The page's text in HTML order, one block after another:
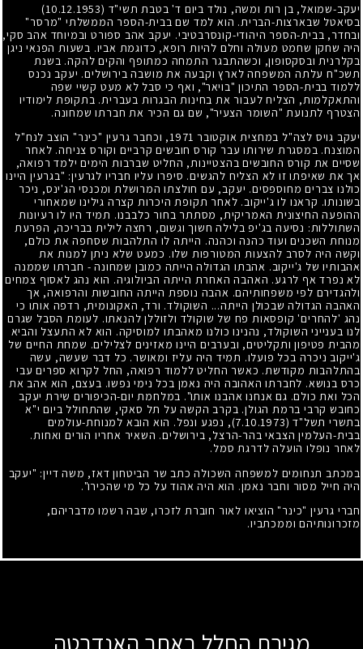
יעקב-שמואל, בן רות ומשה, נולד ביום ד' בטבת תשי"ד (10.12.1953)
בסיאטל שבארצות-הברית. הוא למד שם בבית-הספר הממשלתי "מרסר"
ובחדר, בבית-הספר היהודי-קונסרבטיבי. יעקב אהב ספורט ובמיוחד אהב סקי,
היה שחקן שחמט מעולה וחלם להיות רופא, כדוגמת אביו. בשעות הפנאי ניגן
בקלרנית ובסקסופון, וכשהתבגר התמחה כמתופף והקים להקה. בשנת
תשכ"ח עלתה המשפחה לארץ וקבעה את מושבה בירושלים. יעקב נכנס
ללמוד בבית-הספר התיכון "בויאר", ואף כי סבל לא מעט קשיי שפה
והתאקלמות, הצליח לעבור את בחינות הבגרות בעברית. בתקופת לימודיו
הצטרף לתנועת "השומר הצעיר", שם גם הכיר את חברתו שמחונה.
יעקב גויס לצה"ל במחצית אוקטובר 1971, וכחבר גרעין "כינר" הוצב לנח"ל
המוצנח. במסגרת שירותו עבר קורס חובשים קרביים וקורס צניחה. לאחר
שסיים את קורס החובשים בהצטיינות, החליט שברבות הימים ילמד רפואה,
אך את שאיפתו זו לא הצליח להגשים. סיפרו עליו חבריו לגרעין: "בגרעין היינו
כולנו צברים מחוספסים. יעקב, עם חולצתו המרושלת ומכנסי הג'ינס, ניכר
בשונותו. קראנו לו ג'ייקוב. לאחר תקופת היכרות קצרה גילינו שמאחורי
ההופעה החיצונית האמריקית, מסתתר בחור כלבבנו. תמיד היו לו רעיונות
השתוללות: נסיעה בג'יפ בלילה חשוך וגשום, רחצה לילית בבריכה, הפרעת
מנוחת השכנים ועוד כהנה וכהנה. הייתה לו התלהבות שסחפה את כולם,
וקשה היה לסרב להצעות המטורפות שלו. כמעט שלא ניתן למנות את
אהבותיו של ג'ייקוב. אהבתו הגדולה הייתה כמובן שמחונה - חברתו שממנה
לא נפרד אף לרגע. האהבה האחרת הייתה הביולוגיה. הוא נהג לאסוף צמחים
ולהגדירם לפי משפחותיהם. אהבה נוספת הייתה החובשות והרפואה, אך
האהבה הגדולה שבכולן הייתה... השוקולד. ורד, האקונומית, רדפה אותו כי
נהג 'להחרים' קופסאות פח של שוקולד ולזוללן להנאתו. לעומת הסבל שגרם
לנו בענייני השוקולד, נהנינו כולנו מאהבתו למוסיקה. הוא לא התעצל והביא
מהבית פטיפון ותקליטים, ובערבים היינו מאזינים לצלילים. שמחת החיים של
ג'ייקוב ניכרה בכל פועלו. תמיד היה עליז ומאושר. כל דבר שעשה, עשה
בהתלהבות מקודשת. כאשר החליט ללמוד רפואה, החל לקרוא ספרים עבי
כרס בנושא. לחברתו האהובה היה נאמן בכל נימי נפשו. בעצם, הוא אהב את
הכל ואת כולם. גם אנחנו אהבנו אותו". במלחמת יום-הכיפורים שירת יעקב
כחובש קרבי ברמת הגולן. בקרב הקשה על תל סאקי, שהתחולל ביום י"א
בתשרי תשל"ד (7.10.1973)
, נפגע ונפל. הוא הובא למנוחת-עולמים
בבית-העלמין הצבאי בהר-הרצל, בירושלים. השאיר אחריו הורים ואחות.
לאחר נופלו הועלה לדרגת סמל.
במכתב תנחומים למשפחה השכולה כתב שר הביטחון דאז, משה דיין: "יעקב
היה חייל מסור וחבר נאמן. הוא היה אהוד על כל מי שהכירו".
חברי גרעין "כינר" הוציאו לאור חוברת לזכרו, שבה רשמו מדבריהם,
מזכרונותיהם וממכתביו.